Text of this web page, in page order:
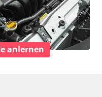
anlernen